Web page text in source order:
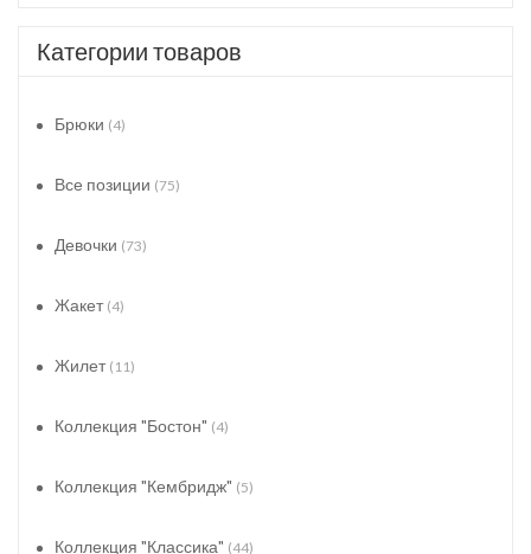
Категории товаров
Брюки (4)
Все позиции (75)
Девочки (73)
Жакет (4)
Жилет (11)
Коллекция "Бостон" (4)
Коллекция "Кембридж" (5)
Коллекция "Классика" (44)